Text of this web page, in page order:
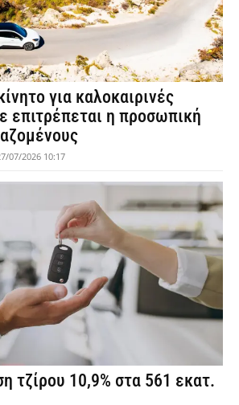
για καλοκαιρινές
επιτρέπεται η προσωπική
07/2026 10:17
τζίρου 10,9% στα 561 εκατ.